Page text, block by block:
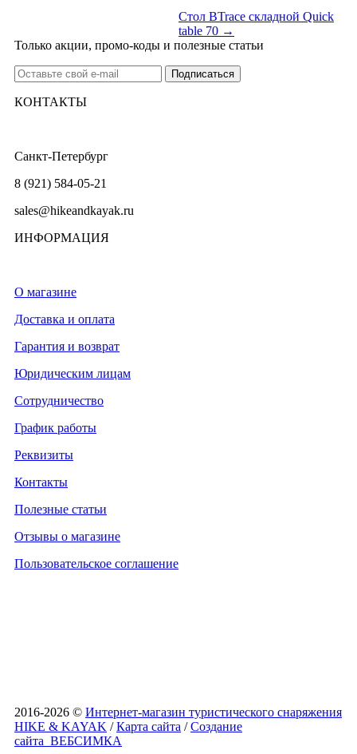
Стол BTrace складной Quick
table 70 →
Только акции, промо-коды и полезные статьи
КОНТАКТЫ
Санкт-Петербург
8 (921) 584-05-21
sales@hikeandkayak.ru
ИНФОРМАЦИЯ
О магазине
Доставка и оплата
Гарантия и возврат
Юридическим лицам
Сотрудничество
График работы
Реквизиты
Контакты
Полезные статьи
Отзывы о магазине
Пользовательское соглашение
2016-2026 © Интернет-магазин туристического снаряжения
HIKE & KAYAK /Карта сайта /Создание
сайта ВЕБСИМКА